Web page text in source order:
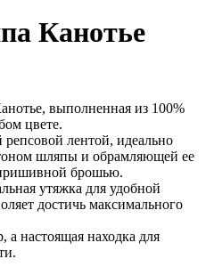
Канотье
выполненная из 100%
цвете.
лентой, идеально
шляпы и обрамляющей ее
брошью.
утяжка для удобной
достичь максимального
а настоящая находка для